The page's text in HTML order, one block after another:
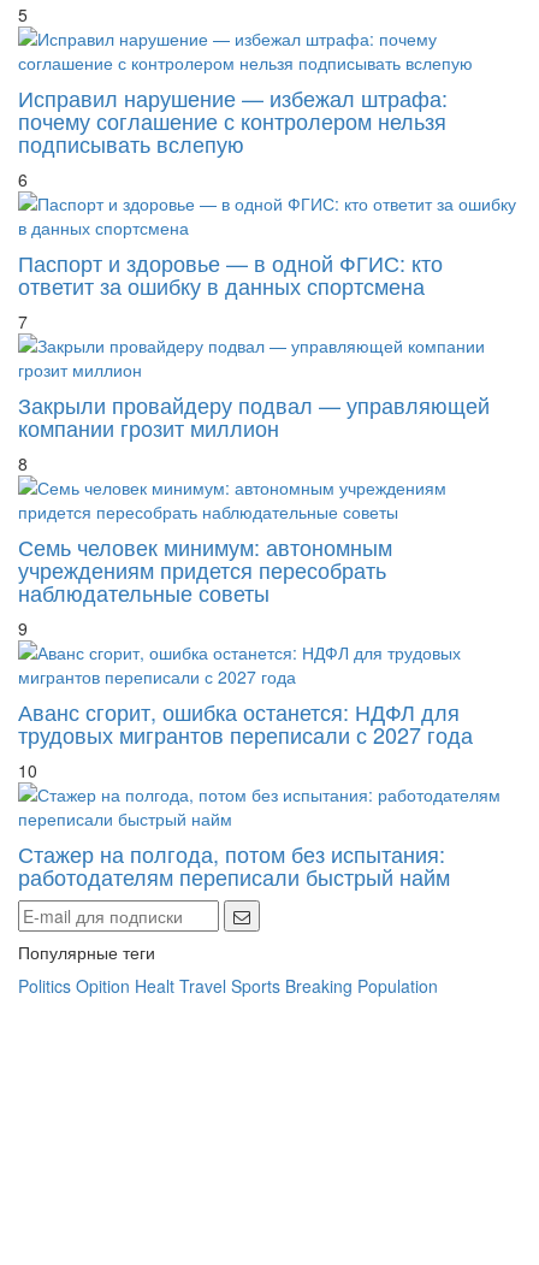
5
Исправил нарушение — избежал штрафа:
почему соглашение с контролером нельзя
подписывать вслепую
6
Паспорт и здоровье — в одной ФГИС: кто
ответит за ошибку в данных спортсмена
7
Закрыли провайдеру подвал — управляющей
компании грозит миллион
8
Семь человек минимум: автономным
учреждениям придется пересобрать
наблюдательные советы
9
Аванс сгорит, ошибка останется: НДФЛ для
трудовых мигрантов переписали с 2027 года
10
Стажер на полгода, потом без испытания:
работодателям переписали быстрый найм
Популярные теги
Politics Opition Healt Travel Sports Breaking Population